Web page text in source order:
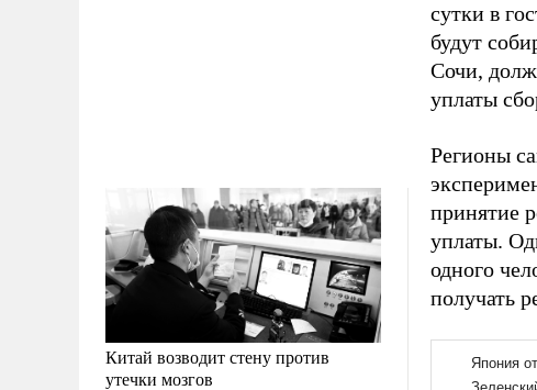
Китай возводит стену против
утечки мозгов
сутки в
будут
Сочи,
уплаты
Регионы
принятие
уплаты.
одного
получать